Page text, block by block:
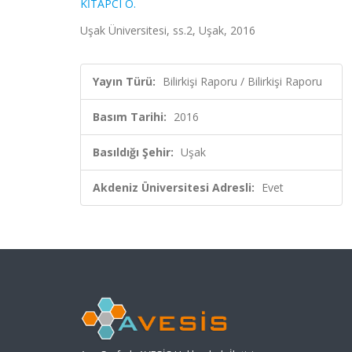
KİTAPCI O.
Uşak Üniversitesi, ss.2, Uşak, 2016
Yayın Türü: Bilirkişi Raporu / Bilirkişi Raporu
Basım Tarihi: 2016
Basıldığı Şehir: Uşak
Akdeniz Üniversitesi Adresli: Evet